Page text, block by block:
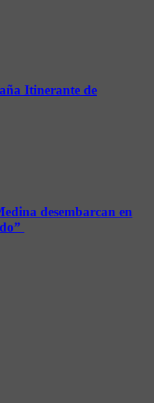
Itinerante de
desembarcan en